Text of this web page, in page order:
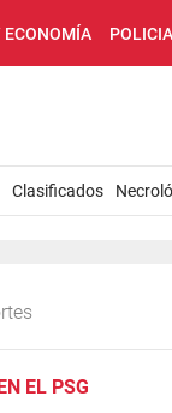
ECONOMÍA
Clasificados
EL PSG